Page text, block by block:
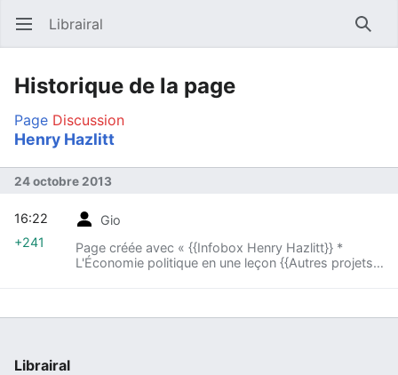
Ouvrir le menu principal Librairal
Historique de la page
Page Discussion
Henry Hazlitt
24 octobre 2013
Gio
Page créée avec « {{Infobox Henry Hazlitt}} *
L'Économie politique en une leçon {{Autres projets|
16:22
+241
Librairal